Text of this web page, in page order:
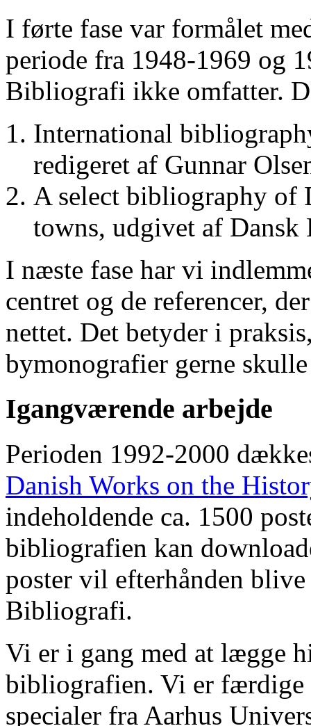
I førte fase var formålet
periode fra 1948-1969 og
Bibliografi ikke omfatter.
International
redigeret af Gunnar
A select bibliography of
towns, udgivet af
I næste fase har vi
centret og de referencer,
nettet. Det betyder i
bymonografier gerne
Igangværende arbejde
Perioden 1992-2000
Danish Works on the
indeholdende ca. 1500
bibliografien kan
poster vil efterhånden
Bibliografi.
Vi er i gang med at lægge
bibliografien. Vi er færdige
specialer fra Aarhus